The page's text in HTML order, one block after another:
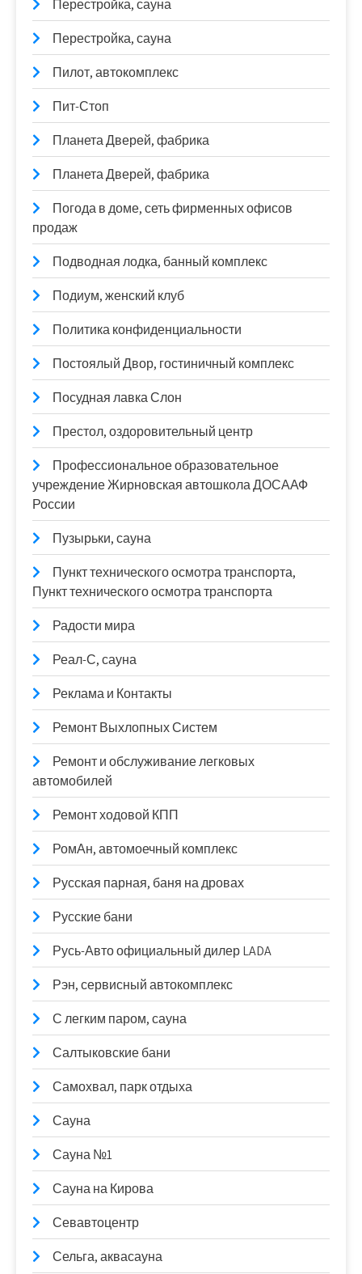
Перестройка, сауна
Перестройка, сауна
Пилот, автокомплекс
Пит-Стоп
Планета Дверей, фабрика
Планета Дверей, фабрика
Погода в доме, сеть фирменных офисов
продаж
Подводная лодка, банный комплекс
Подиум, женский клуб
Политика конфиденциальности
Постоялый Двор, гостиничный комплекс
Посудная лавка Слон
Престол, оздоровительный центр
Профессиональное образовательное
учреждение Жирновская автошкола ДОСААФ
России
Пузырьки, сауна
Пункт технического осмотра транспорта,
Пункт технического осмотра транспорта
Радости мира
Реал-С, сауна
Реклама и Контакты
Ремонт Выхлопных Систем
Ремонт и обслуживание легковых
автомобилей
Ремонт ходовой КПП
РомАн, автомоечный комплекс
Русская парная, баня на дровах
Русские бани
Русь-Авто официальный дилер LADA
Рэн, сервисный автокомплекс
С легким паром, сауна
Салтыковские бани
Самохвал, парк отдыха
Сауна
Сауна №1
Сауна на Кирова
Севавтоцентр
Сельга, аквасауна